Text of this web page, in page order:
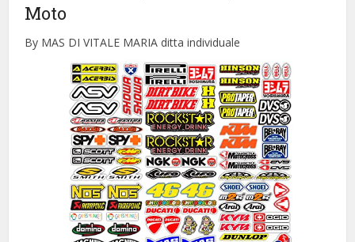
Moto
By MAS DI VITALE MARIA ditta individuale